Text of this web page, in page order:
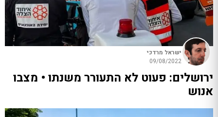
ישראל מרדכי
09/08/2022
ירושלים: פעוט לא התעורר משנתו • מצבו
אנוש